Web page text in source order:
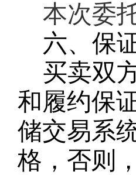
本次委
六、保
买卖双
和履约保
储交易系
格，否则